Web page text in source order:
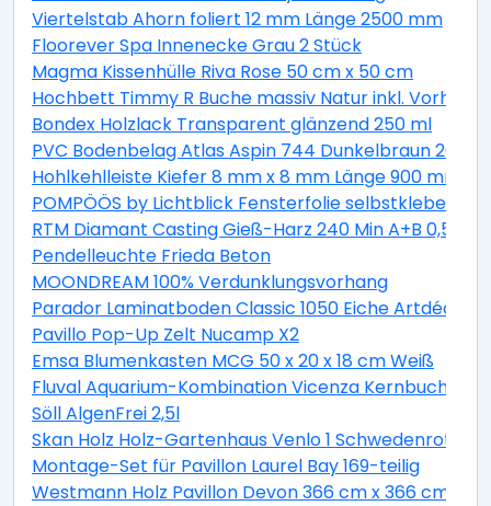
Viertelstab Ahorn foliert 12 mm Länge 2500 mm
Floorever Spa Innenecke Grau 2 Stück
Magma Kissenhülle Riva Rose 50 cm x 50 cm
Hochbett Timmy R Buche massiv Natur inkl.
Bondex Holzlack Transparent glänzend 250 ml
PVC Bodenbelag Atlas Aspin 744 Dunkelbraun 200
Hohlkehlleiste Kiefer 8 mm x 8 mm Länge 900 mm
POMPÖÖS by Lichtblick Fensterfolie selbstklebend
RTM Diamant Casting Gieß-Harz 240 Min A+B 0,5 kg
Pendelleuchte Frieda Beton
MOONDREAM 100% Verdunklungsvorhang
Parador Laminatboden Classic 1050 Eiche Artdéco
Pavillo Pop-Up Zelt Nucamp X2
Emsa Blumenkasten MCG 50 x 20 x 18 cm Weiß
Fluval Aquarium-Kombination Vicenza Kernbuche
Söll AlgenFrei 2,5l
Skan Holz Holz-Gartenhaus Venlo 1 Schwedenrot B x
Montage-Set für Pavillon Laurel Bay 169-teilig
Westmann Holz Pavillon Devon 366 cm x 366 cm